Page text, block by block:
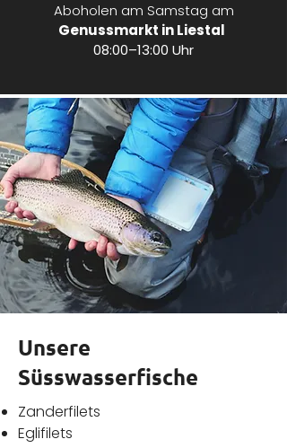
Aboholen am Samstag am
Genussmarkt in Liestal
08:00–13:00 Uhr
Unsere
Süsswasserfische
Zanderfilets
Eglifilets